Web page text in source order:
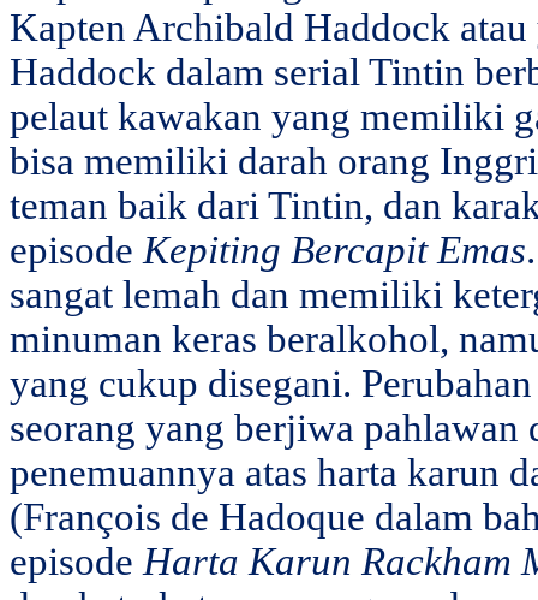
Kapten Archibald Haddock
Haddock dalam serial Tintin
pelaut kawakan yang memiliki
bisa memiliki darah orang
teman baik dari Tintin, dan
episode Kepiting Bercapit Emas
sangat lemah dan memiliki
minuman keras beralkohol,
yang cukup disegani.
seorang yang berjiwa
penemuannya atas harta karun
(François de Hadoque dalam
episode Harta Karun Rackham